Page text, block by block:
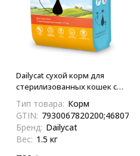
Dailycat сухой корм для
стерилизованных кошек с
Тип товара: Корм
GTIN:
Бренд: Dailycat
Вес: 1.5 кг